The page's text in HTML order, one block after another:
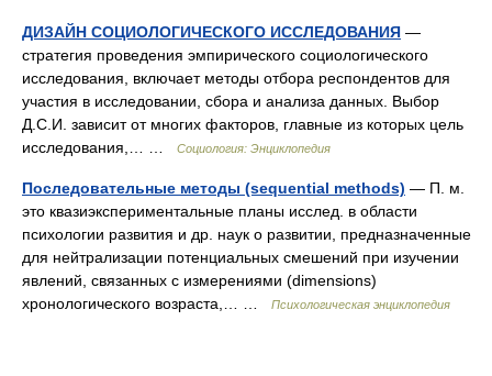
ДИЗАЙН СОЦИОЛОГИЧЕСКОГО ИССЛЕДОВАНИЯ —
стратегия проведения эмпирического социологического
исследования, включает методы отбора респондентов для
участия в исследовании, сбора и анализа данных. Выбор
Д.С.И. зависит от многих факторов, главные из которых цель
исследования,… …
Социология: Энциклопедия
Последовательные методы (sequential methods) — П. м.
это квазиэкспериментальные планы исслед. в области
психологии развития и др. наук о развитии, предназначенные
для нейтрализации потенциальных смешений при изучении
явлений, связанных с измерениями (dimensions)
хронологического возраста,… …
Психологическая энциклопедия